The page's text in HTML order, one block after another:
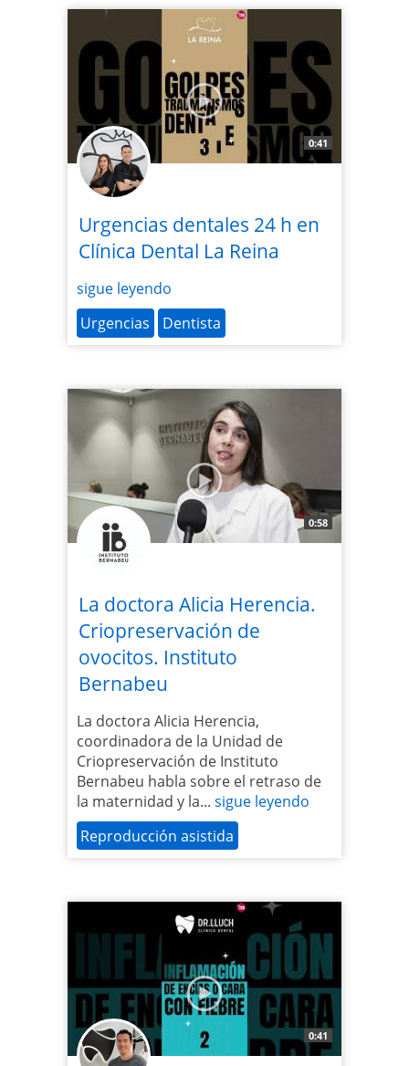
0:41
Urgencias dentales 24 h en
Clínica Dental La Reina
sigue leyendo
Urgencias
Dentista
0:58
La doctora Alicia Herencia.
Criopreservación de
ovocitos. Instituto
Bernabeu
La doctora Alicia Herencia,
coordinadora de la Unidad de
Criopreservación de Instituto
Bernabeu habla sobre el retraso de
la maternidad y la... sigue leyendo
Reproducción asistida
0:41